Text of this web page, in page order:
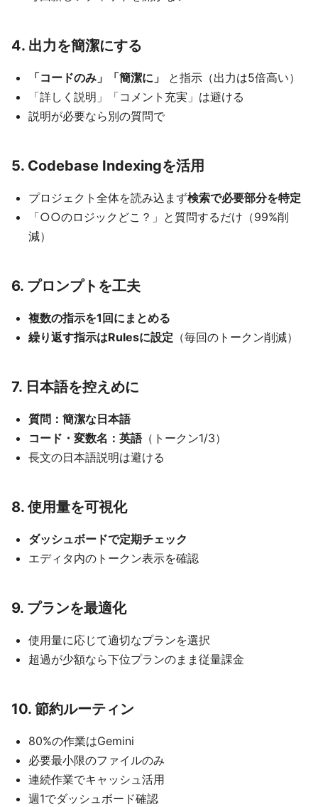
4. 出力を簡潔にする
「コードのみ」「簡潔に」
と指示（出力は5倍高い）
「詳しく説明」「コメント充実」は避ける
説明が必要なら別の質問で
5. Codebase Indexingを活用
プロジェクト全体を読み込まず検索で必要部分を特定
「○○のロジックどこ？」と質問するだけ（99%削
減）
6. プロンプトを工夫
複数の指示を1回にまとめる
繰り返す指示はRulesに設定 （毎回のトークン削減）
7. 日本語を控えめに
質問：簡潔な日本語
コード・変数名：英語（トークン1/3）
長文の日本語説明は避ける
8. 使用量を可視化
ダッシュボードで定期チェック
エディタ内のトークン表示を確認
9. プランを最適化
使用量に応じて適切なプランを選択
超過が少額なら下位プランのまま従量課金
10. 節約ルーティン
80%の作業はGemini
必要最小限のファイルのみ
連続作業でキャッシュ活用
週1でダッシュボード確認